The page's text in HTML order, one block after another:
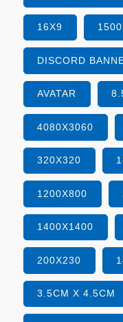
16X9
DISCORD
AVATAR
4080X3060
320X320
1200X800
1400X1400
200X230
3.5CM X 4.5CM